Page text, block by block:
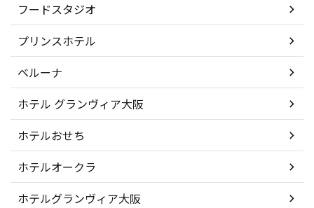
フードスタジオ
プリンスホテル
ベルーナ
ホテル グランヴィア大阪
ホテルおせち
ホテルオークラ
ホテルグランヴィア大阪